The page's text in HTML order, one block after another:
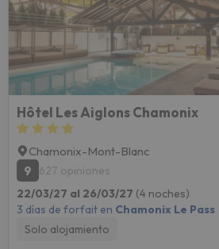
Hôtel Les Aiglons Chamonix
Chamonix-Mont-Blanc
9
627 opiniones
22/03/27 al 26/03/27 (4 noches)
3 días de forfait en Chamonix Le Pass
Solo alojamiento